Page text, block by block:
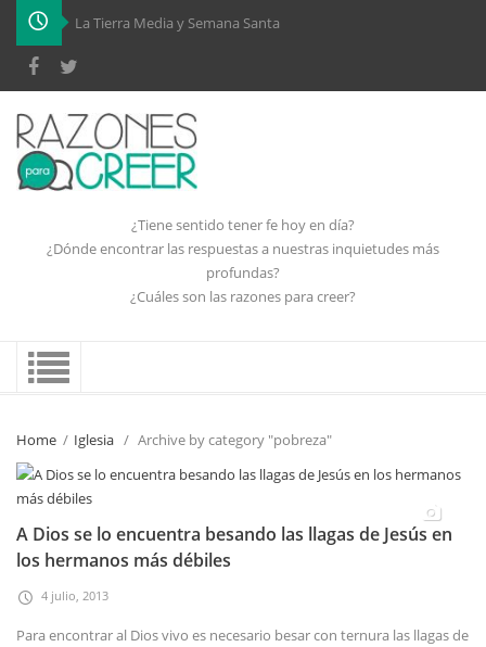
La Tierra Media y Semana Santa
¿Tiene sentido tener fe hoy en día?
¿Dónde encontrar las respuestas a nuestras inquietudes más
profundas?
¿Cuáles son las razones para creer?
Home / Iglesia / Archive by category "pobreza"
A Dios se lo encuentra besando las llagas de Jesús en
los hermanos más débiles
4 julio, 2013
Para encontrar al Dios vivo es necesario besar con ternura las llagas de